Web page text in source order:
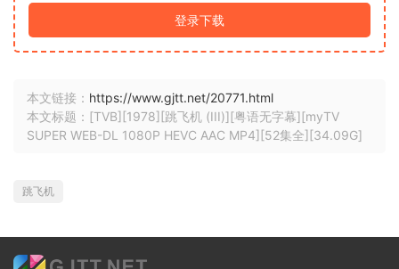
登录下载
本文链接： https://www.gjtt.net/20771.html
本文标题：[TVB][1978][跳飞机 (III)][粤语无字幕][myTV
SUPER WEB-DL 1080P HEVC AAC MP4][52集全][34.09G]
跳飞机